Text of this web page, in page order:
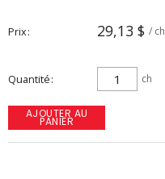
Prix 29,13 $ / ch
Quantité ch
AJOUTER AU
PANIER